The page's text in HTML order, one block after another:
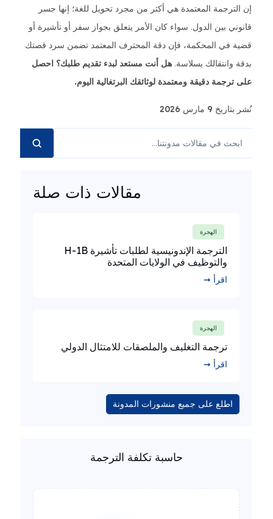
إن الترجمة المعتمدة هي أكثر من مجرد تحويل للغة؛ إنها جسر
قانوني بين الدول. سواء كان الأمر يتعلق بجواز سفر أو تأشيرة أو
قضية في المحكمة، فإن دقة المحترف المعتمد تضمن سرد قصتك
بدقة وانتقالك بسلاسة. هل أنت مستعد لبدء تقديم طلبك؟ احصل
على ترجمة دقيقة ومعتمدة لوثائقك البرتغالية اليوم.
نُشر بتاريخ 9 مارس 2026
مقالات ذات صلة
الهجرة
الترجمة الإندونيسية لطلبات تأشيرة H-1B
والتوظيف في الولايات المتحدة
اقرأ ➞
الهجرة
ترجمة التغليف والملصقات للامتثال الدولي
اقرأ ➞
اطلع على جميع منشورات المدونة
حاسبة تكلفة الترجمة